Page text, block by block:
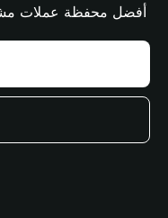
أفضل محفظة عملات مشفرة آمنة